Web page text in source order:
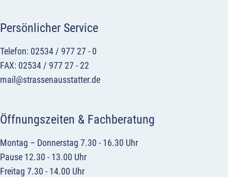
Persönlicher Service
Telefon: 02534 / 977 27 - 0
FAX: 02534 / 977 27 - 22
mail@strassenausstatter.de
Öffnungszeiten & Fachberatung
Montag – Donnerstag 7.30 - 16.30 Uhr
Pause 12.30 - 13.00 Uhr
Freitag 7.30 - 14.00 Uhr